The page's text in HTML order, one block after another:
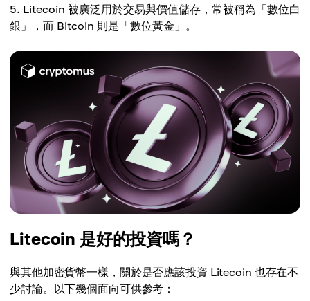
Litecoin 被廣泛用於交易與價值儲存，常被稱為「數位白
銀」，而 Bitcoin 則是「數位黃金」。
Litecoin 是好的投資嗎？
與其他加密貨幣一樣，關於是否應該投資 Litecoin 也存在不
少討論。以下幾個面向可供參考：